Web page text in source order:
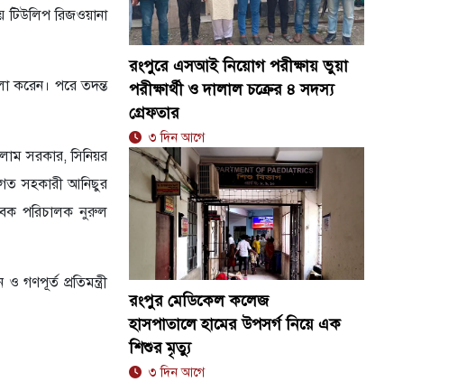
টিউলিপ রিজওয়ানা
করেন। পরে তদন্ত
সরকার, সিনিয়র
সহকারী আনিছুর
পরিচালক নুরুল
গণপূর্ত প্রতিমন্ত্রী
রংপুরে এসআই নিয়োগ পরীক্ষায় ভুয়া
পরীক্ষার্থী ও দালাল চক্রের ৪ সদস্য
গ্রেফতার
৩ দিন আগে
রংপুর মেডিকেল কলেজ
হাসপাতালে হামের উপসর্গ নিয়ে এক
শিশুর মৃত্যু
৩ দিন আগে